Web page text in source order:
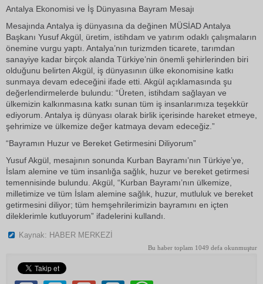
Antalya Ekonomisi ve İş Dünyasına Bayram Mesajı
Mesajında Antalya iş dünyasına da değinen MÜSİAD Antalya
Başkanı Yusuf Akgül, üretim, istihdam ve yatırım odaklı çalışmaların
önemine vurgu yaptı. Antalya’nın turizmden ticarete, tarımdan
sanayiye kadar birçok alanda Türkiye’nin önemli şehirlerinden biri
olduğunu belirten Akgül, iş dünyasının ülke ekonomisine katkı
sunmaya devam edeceğini ifade etti. Akgül açıklamasında şu
değerlendirmelerde bulundu: “Üreten, istihdam sağlayan ve
ülkemizin kalkınmasına katkı sunan tüm iş insanlarımıza teşekkür
ediyorum. Antalya iş dünyası olarak birlik içerisinde hareket etmeye,
şehrimize ve ülkemize değer katmaya devam edeceğiz.”
“Bayramın Huzur ve Bereket Getirmesini Diliyorum”
Yusuf Akgül, mesajının sonunda Kurban Bayramı’nın Türkiye’ye,
İslam alemine ve tüm insanlığa sağlık, huzur ve bereket getirmesi
temennisinde bulundu. Akgül, “Kurban Bayramı’nın ülkemize,
milletimize ve tüm İslam alemine sağlık, huzur, mutluluk ve bereket
getirmesini diliyor; tüm hemşehrilerimizin bayramını en içten
dileklerimle kutluyorum” ifadelerini kullandı.
Kaynak: HABER MERKEZİ
Bu haber toplam 1049 defa okunmuştur